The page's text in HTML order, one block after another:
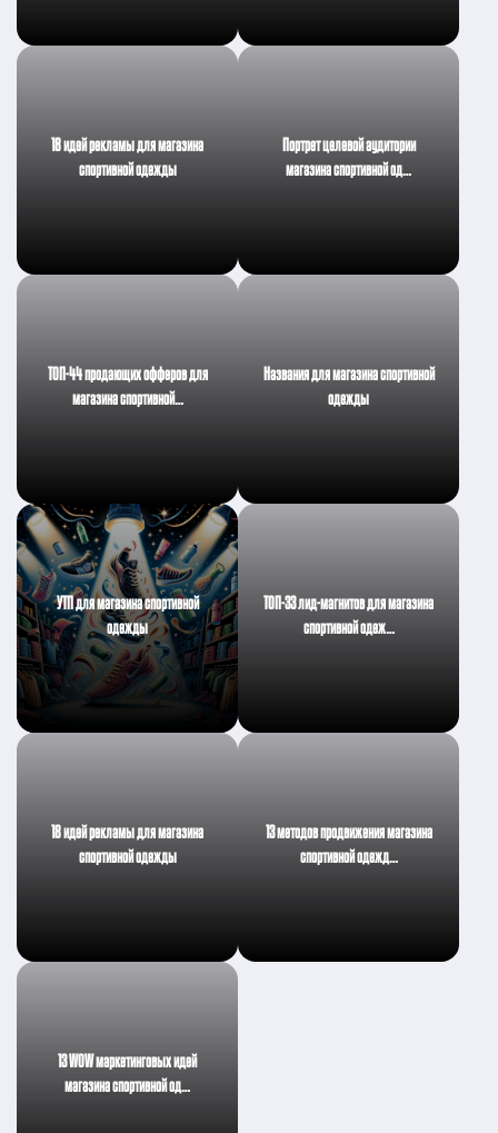
18 идей рекламы для магазина
спортивной одежды
Портрет целевой аудитории
магазина спортивной од…
ТОП-44 продающих офферов для
магазина спортивной…
Названия для магазина спортивной
одежды
УТП для магазина спортивной
одежды
ТОП-33 лид-магнитов для магазина
спортивной одеж…
18 идей рекламы для магазина
спортивной одежды
13 методов продвижения магазина
спортивной одежд…
13 WOW маркетинговых идей
магазина спортивной од…